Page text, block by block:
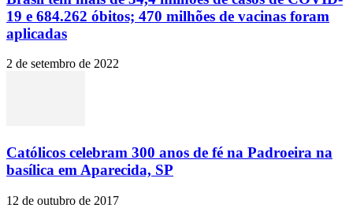
19 e 684.262 óbitos; 470 milhões de vacinas foram
aplicadas
2 de setembro de 2022
Católicos celebram 300 anos de fé na Padroeira na
basílica em Aparecida, SP
12 de outubro de 2017